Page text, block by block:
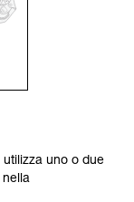
utilizza uno o due